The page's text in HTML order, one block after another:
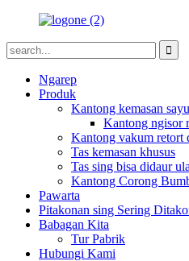
Ngarep
Produk
Kantong kemasan
Kantong ngisor
Kantong vakum retort
Tas kemasan khusus
Tas sing bisa didaur
Kantong Corong
Pawarta
Pitakonan sing Sering
Babagan Kita
Tur Pabrik
Hubungi Kami